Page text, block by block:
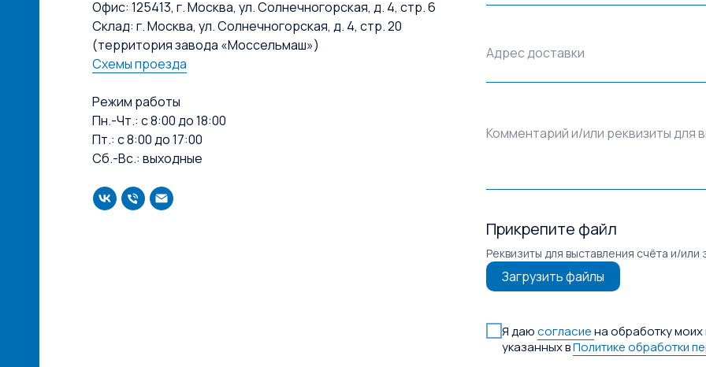
Офис: 125413, г. Москва, ул. Солнечногорская, д. 4, стр. 6
Склад: г. Москва, ул. Солнечногорская, д. 4, стр. 20
(территория завода «Моссельмаш»)
Схемы проезда
Режим работы
Пн.-Чт.: с 8:00 до 18:00
Пт.: с 8:00 до 17:00
Сб.-Вс.: выходные
Адрес доставки
Комментарий и/или реквизиты для
Прикрепите файл
Реквизиты для выставления счёта и/
Загрузить файлы
Я даюсогласиена обработку моих
указанных вПолитике обработки